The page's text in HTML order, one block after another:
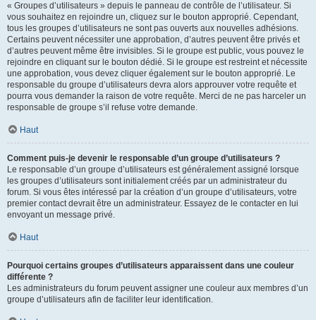
« Groupes d’utilisateurs » depuis le panneau de contrôle de l’utilisateur. Si
vous souhaitez en rejoindre un, cliquez sur le bouton approprié. Cependant,
tous les groupes d’utilisateurs ne sont pas ouverts aux nouvelles adhésions.
Certains peuvent nécessiter une approbation, d’autres peuvent être privés et
d’autres peuvent même être invisibles. Si le groupe est public, vous pouvez le
rejoindre en cliquant sur le bouton dédié. Si le groupe est restreint et nécessite
une approbation, vous devez cliquer également sur le bouton approprié. Le
responsable du groupe d’utilisateurs devra alors approuver votre requête et
pourra vous demander la raison de votre requête. Merci de ne pas harceler un
responsable de groupe s’il refuse votre demande.
Haut
Comment puis-je devenir le responsable d’un groupe d’utilisateurs ?
Le responsable d’un groupe d’utilisateurs est généralement assigné lorsque
les groupes d’utilisateurs sont initialement créés par un administrateur du
forum. Si vous êtes intéressé par la création d’un groupe d’utilisateurs, votre
premier contact devrait être un administrateur. Essayez de le contacter en lui
envoyant un message privé.
Haut
Pourquoi certains groupes d’utilisateurs apparaissent dans une couleur
différente ?
Les administrateurs du forum peuvent assigner une couleur aux membres d’un
groupe d’utilisateurs afin de faciliter leur identification.